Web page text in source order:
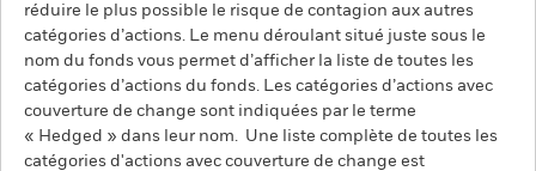
réduire le plus possible le risque de contagion aux autres
catégories d’actions. Le menu déroulant situé juste sous le
nom du fonds vous permet d’afficher la liste de toutes les
catégories d’actions du fonds. Les catégories d’actions avec
couverture de change sont indiquées par le terme
« Hedged » dans leur nom. Une liste complète de toutes les
catégories d'actions avec couverture de change est